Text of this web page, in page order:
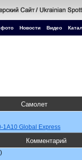
фото Новости Видео
Самолет
1A10 Global Express
Комментарий